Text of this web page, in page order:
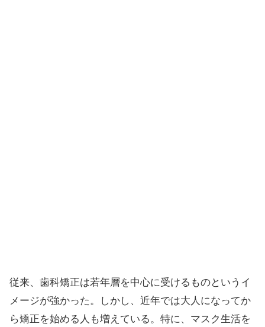
従来、歯科矯正は若年層を中心に受けるものというイ
メージが強かった。しかし、近年では大人になってか
ら矯正を始める人も増えている。特に、マスク生活を